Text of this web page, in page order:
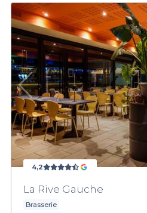
4,2
La Rive Gauche
Brasserie